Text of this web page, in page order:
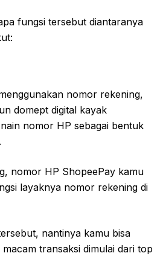
fungsi tersebut diantaranya
nomor rekening,
domept digital kayak
nomor HP sebagai bentuk
nomor HP ShopeePay kamu
layaknya nomor rekening di
nantinya kamu bisa
transaksi dimulai dari top